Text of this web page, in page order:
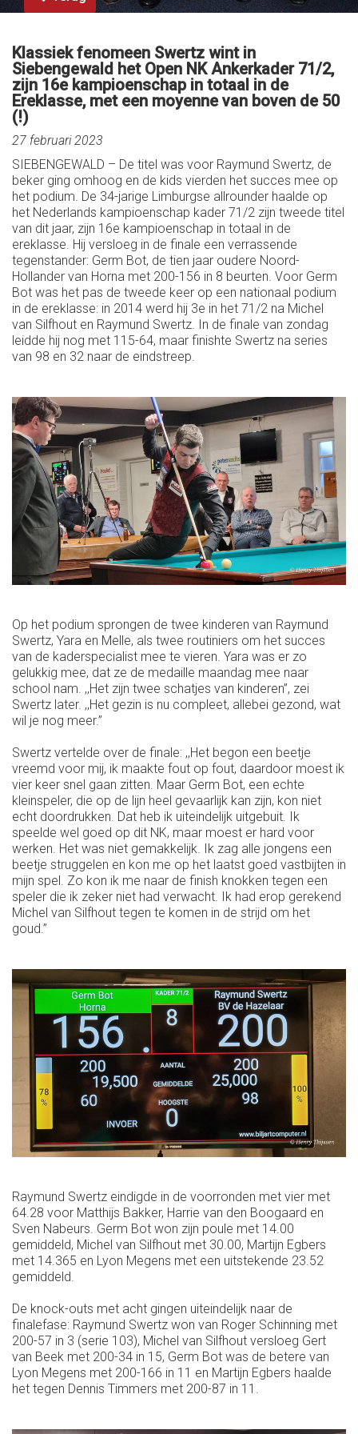
Klassiek fenomeen Swertz wint in
Siebengewald het Open NK Ankerkader 71/2,
zijn 16e kampioenschap in totaal in de
Ereklasse, met een moyenne van boven de 50
(!)
27 februari 2023
SIEBENGEWALD – De titel was voor Raymund Swertz, de
beker ging omhoog en de kids vierden het succes mee op
het podium. De 34-jarige Limburgse allrounder haalde op
het Nederlands kampioenschap kader 71/2 zijn tweede titel
van dit jaar, zijn 16e kampioenschap in totaal in de
ereklasse. Hij versloeg in de finale een verrassende
tegenstander: Germ Bot, de tien jaar oudere Noord-
Hollander van Horna met 200-156 in 8 beurten. Voor Germ
Bot was het pas de tweede keer op een nationaal podium
in de ereklasse: in 2014 werd hij 3e in het 71/2 na Michel
van Silfhout en Raymund Swertz. In de finale van zondag
leidde hij nog met 115-64, maar finishte Swertz na series
van 98 en 32 naar de eindstreep.
Op het podium sprongen de twee kinderen van Raymund
Swertz, Yara en Melle, als twee routiniers om het succes
van de kaderspecialist mee te vieren. Yara was er zo
gelukkig mee, dat ze de medaille maandag mee naar
school nam. ,,Het zijn twee schatjes van kinderen’’, zei
Swertz later. ,,Het gezin is nu compleet, allebei gezond, wat
wil je nog meer.’’
Swertz vertelde over de finale: ,,Het begon een beetje
vreemd voor mij, ik maakte fout op fout, daardoor moest ik
vier keer snel gaan zitten. Maar Germ Bot, een echte
kleinspeler, die op de lijn heel gevaarlijk kan zijn, kon niet
echt doordrukken. Dat heb ik uiteindelijk uitgebuit. Ik
speelde wel goed op dit NK, maar moest er hard voor
werken. Het was niet gemakkelijk. Ik zag alle jongens een
beetje struggelen en kon me op het laatst goed vastbijten in
mijn spel. Zo kon ik me naar de finish knokken tegen een
speler die ik zeker niet had verwacht. Ik had erop gerekend
Michel van Silfhout tegen te komen in de strijd om het
goud.’’
Raymund Swertz eindigde in de voorronden met vier met
64.28 voor Matthijs Bakker, Harrie van den Boogaard en
Sven Nabeurs. Germ Bot won zijn poule met 14.00
gemiddeld, Michel van Silfhout met 30.00, Martijn Egbers
met 14.365 en Lyon Megens met een uitstekende 23.52
gemiddeld.
De knock-outs met acht gingen uiteindelijk naar de
finalefase: Raymund Swertz won van Roger Schinning met
200-57 in 3 (serie 103), Michel van Silfhout versloeg Gert
van Beek met 200-34 in 15, Germ Bot was de betere van
Lyon Megens met 200-166 in 11 en Martijn Egbers haalde
het tegen Dennis Timmers met 200-87 in 11.